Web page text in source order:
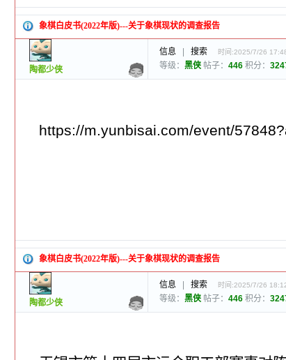
象棋白皮书(2022年版)---关于象棋现状的调查报告
陶都少侠
信息 搜索 时间:2025/7/26
等级： 黑侠帖子： 446积分：
https://m.yunbisai.com/event/
象棋白皮书(2022年版)---关于象棋现状的调查报告
陶都少侠
信息 搜索 时间:2025/7/26
等级： 黑侠帖子： 446积分：